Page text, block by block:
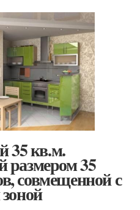
35 кв.м.
размером 35
совмещенной с